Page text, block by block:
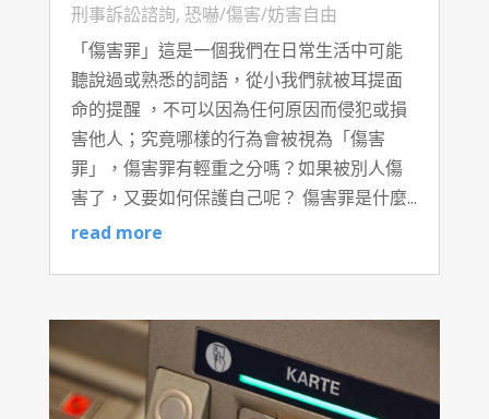
刑事訴訟諮詢, 恐嚇/傷害/妨害自由
「傷害罪」這是一個我們在日常生活中可能
聽說過或熟悉的詞語，從小我們就被耳提面
命的提醒 ，不可以因為任何原因而侵犯或損
害他人；究竟哪樣的行為會被視為「傷害
罪」，傷害罪有輕重之分嗎？如果被別人傷
害了，又要如何保護自己呢？ 傷害罪是什麼...
read more